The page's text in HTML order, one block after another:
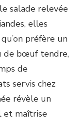
salade relevée
elles
préfère un
de bœuf tendre,
de
servis chez
révèle un
et maîtrise